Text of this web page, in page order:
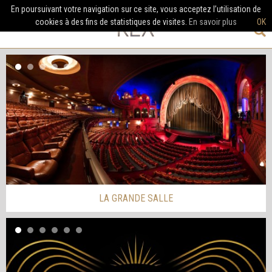
LA GRANDE SALLE
OK
En poursuivant votre navigation sur ce site, vous acceptez l’utilisation de
cookies à des fins de statistiques de visites. En savoir plus